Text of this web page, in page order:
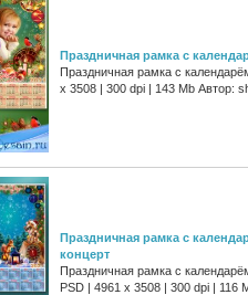
Праздничная рамка с
Праздничная рамка с
х 3508 | 300 dpi | 143 Mb Автор:
Праздничная рамка с
концерт
Праздничная рамка с
PSD | 4961 х 3508 | 300 dpi | 116